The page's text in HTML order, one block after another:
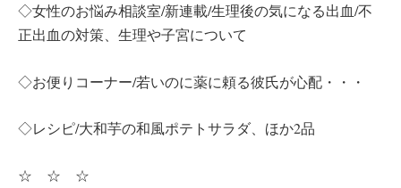
◇女性のお悩み相談室/新連載/生理後の気になる出血/不
正出血の対策、生理や子宮について
◇お便りコーナー/若いのに薬に頼る彼氏が心配・・・
◇レシピ/大和芋の和風ポテトサラダ、ほか2品
☆ ☆ ☆